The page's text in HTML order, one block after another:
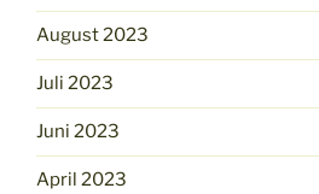
August 2023
Juli 2023
Juni 2023
April 2023